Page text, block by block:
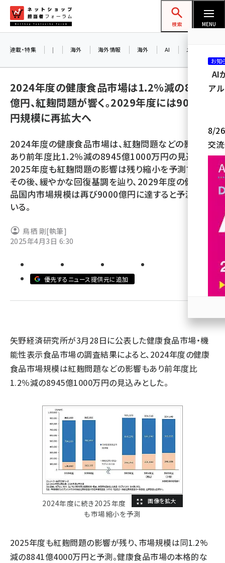
ン
ネットショップ担当者フォーラム
検索 MENU
amazon (2255)
楽天 (1874)
ecbeing (1210)
アスクル (1122)
revico (744)
連載・特集 | 海外 海外情報 海外 AI メタバース
2024年度の健康食品市場は1.2％減の8945
億円、紅麹問題が響く。2029年度には9000億
円規模に再拡大へ
2024年度の健康食品市場は、紅麹問題などの影響も
あり前年度比1.2％減の8945億1000万円の見込み。
2025年度も紅麹問題の影響は残り縮小を予測するが
その後、緩やかな回復基調を辿り、2029年度の健康食
品国内市場規模は再び9000億円に達すると予測して
いる。
鳥栖 剛[執筆]
2025年4月3日 6:30
優先するニュース提供元に追加
矢野経済研究所が3月28日に公表した健康食品市場・機
能性表示食品市場の調査結果によると、2024年度の健康
食品市場規模は紅麹問題などの影響もあり前年度比
1.2％減の8945億1000万円の見込みとした。
2024年度に続き2025年度
も市場縮小を予測
2025年度も紅麹問題の影響が残り、市場規模は同1.2%
減の8841億4000万円と予測。健康食品市場の本格的な
お知
AI
ア
8/26
交
参